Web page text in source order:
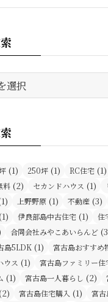
(1) 250坪 (1) RC住宅 (1)
料 (2) セカンドハウス (1)
上野野原 (1) 不動産 (3)
伊良部島中古住宅 (1) 住
合同会社みやこあいらんど
島5LDK (1) 宮古島おすすめ
ウス (1) 宮古島ファミリー住
(1) 宮古島一人暮らし (2)
宮古島住宅購入 (1) 宮古